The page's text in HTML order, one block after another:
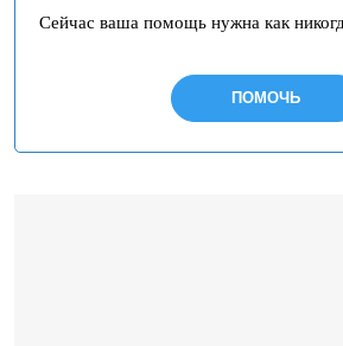
Сейчас ваша помощь нужна как
ПОМОЧЬ